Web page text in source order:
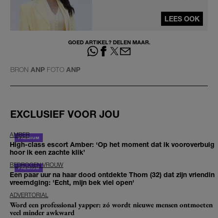
LEES OOK
GOED ARTIKEL? DELEN MAAR.
BRON ANP FOTO ANP
EXCLUSIEF VOOR JOU
AMBER
High-class escort Amber: ‘Op het moment dat ik vooroverbuig
hoor ik een zachte klik’
BEDROGEN VROUW
Een paar uur na haar dood ontdekte Thom (32) dat zijn vriendin
vreemdging: 'Echt, mijn bek viel open'
ADVERTORIAL
Word een professional yapper: zó wordt nieuwe mensen ontmoeten
veel minder awkward